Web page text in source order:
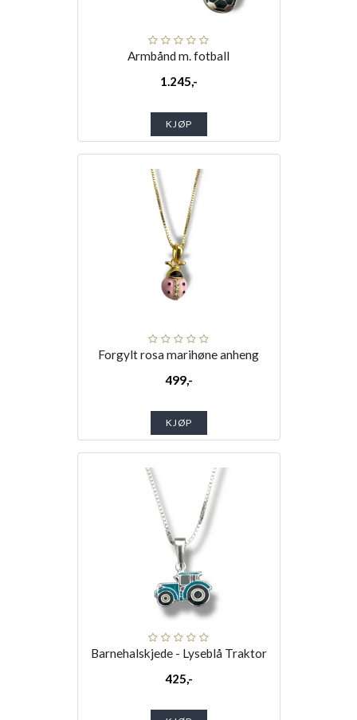
Armbånd m. fotball
1.245,-
KJØP
Forgylt rosa marihøne anheng
499,-
KJØP
Barnehalskjede - Lyseblå Traktor
425,-